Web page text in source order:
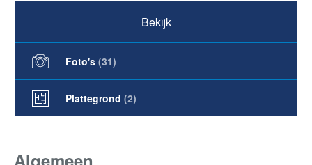
Bekijk
Foto's (31)
Plattegrond (2)
Algemeen